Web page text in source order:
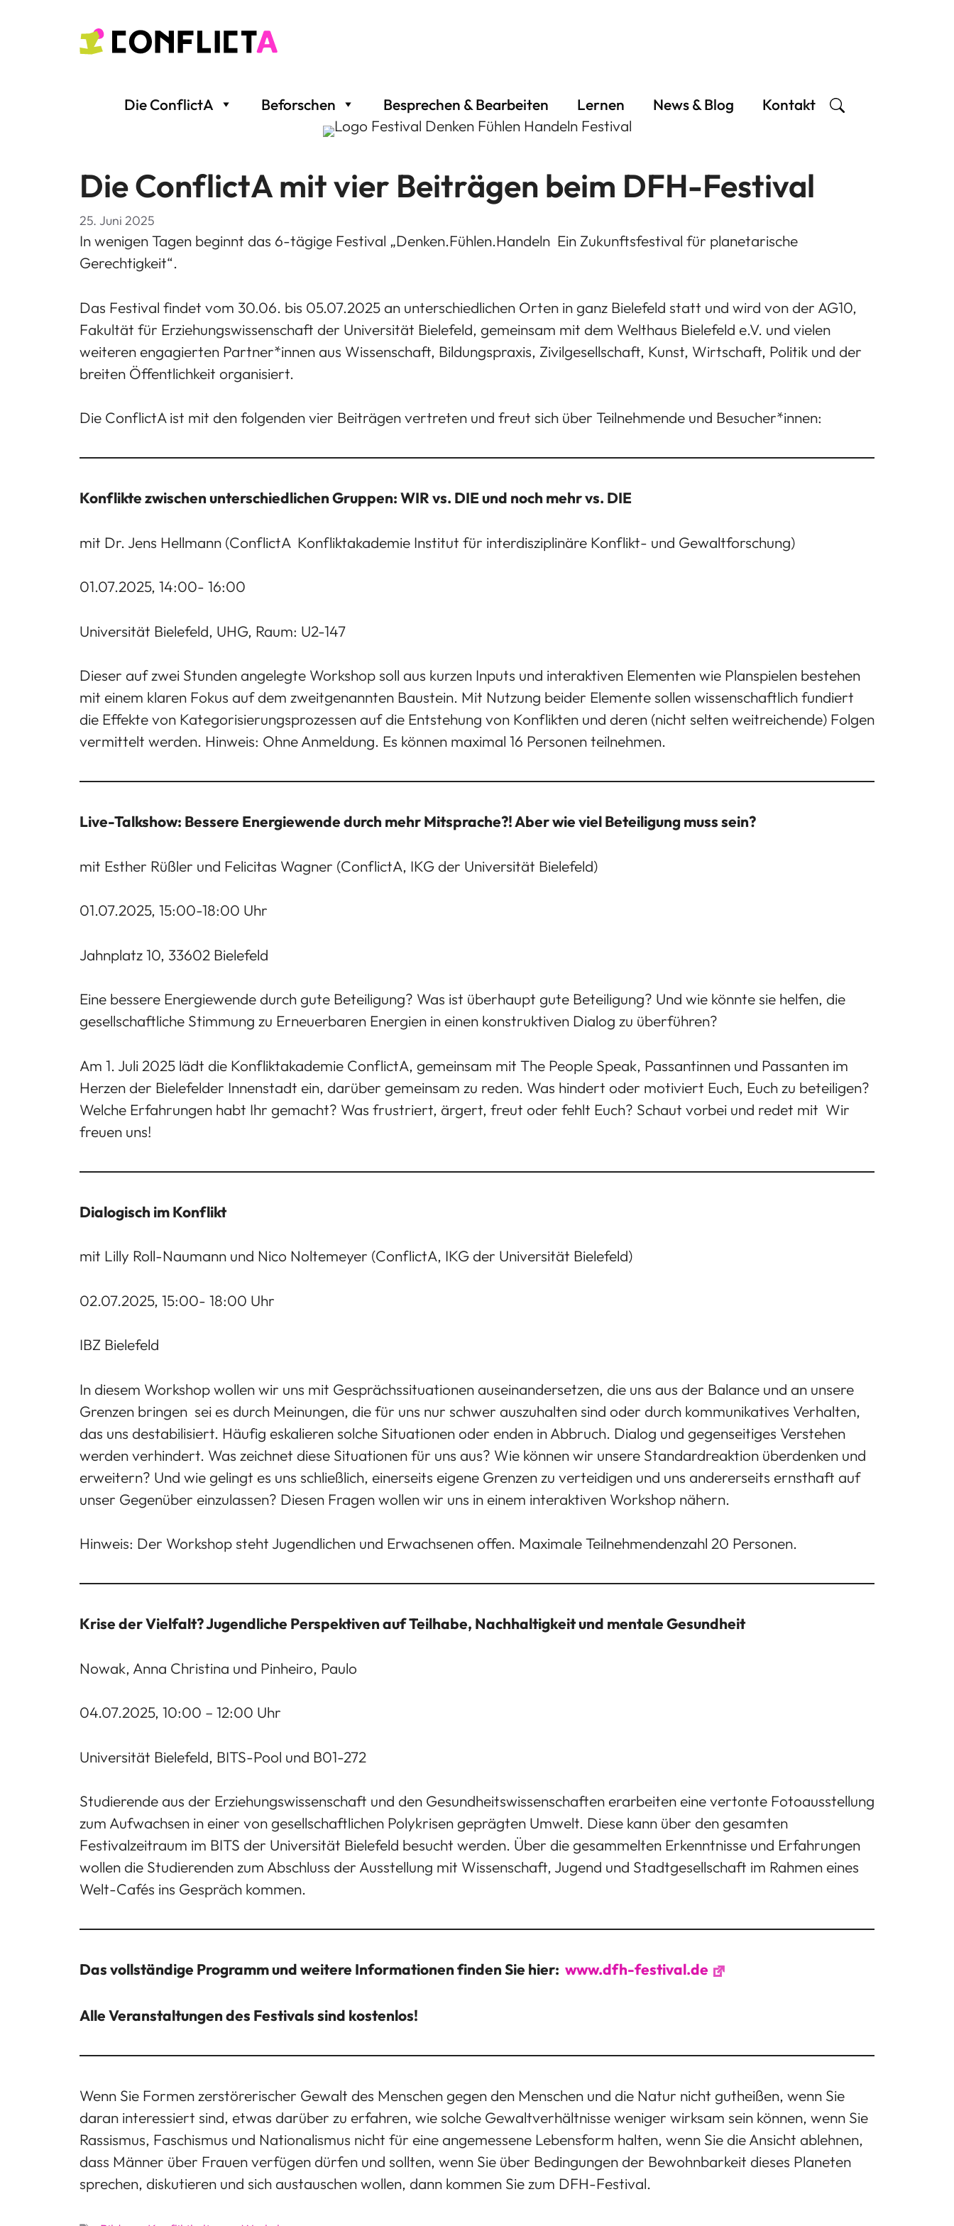
Die ConflictA Beforschen Besprechen & Bearbeiten Lernen News & Blog Kontakt
Die ConflictA mit vier Beiträgen beim DFH-Festival
25. Juni 2025
In wenigen Tagen beginnt das 6-tägige Festival „Denken.Fühlen.Handeln  Ein Zukunftsfestival für planetarische
Gerechtigkeit“.
Das Festival findet vom 30.06. bis 05.07.2025 an unterschiedlichen Orten in ganz Bielefeld statt und wird von der AG10,
Fakultät für Erziehungswissenschaft der Universität Bielefeld, gemeinsam mit dem Welthaus Bielefeld e.V. und vielen
weiteren engagierten Partner*innen aus Wissenschaft, Bildungspraxis, Zivilgesellschaft, Kunst, Wirtschaft, Politik und der
breiten Öffentlichkeit organisiert.
Die ConflictA ist mit den folgenden vier Beiträgen vertreten und freut sich über Teilnehmende und Besucher*innen:
Konflikte zwischen unterschiedlichen Gruppen: WIR vs. DIE und noch mehr vs. DIE
mit Dr. Jens Hellmann (ConflictA  Konfliktakademie Institut für interdisziplinäre Konflikt- und Gewaltforschung)
01.07.2025, 14:00- 16:00
Universität Bielefeld, UHG, Raum: U2-147
Dieser auf zwei Stunden angelegte Workshop soll aus kurzen Inputs und interaktiven Elementen wie Planspielen bestehen 
mit einem klaren Fokus auf dem zweitgenannten Baustein. Mit Nutzung beider Elemente sollen wissenschaftlich fundiert
die Effekte von Kategorisierungsprozessen auf die Entstehung von Konflikten und deren (nicht selten weitreichende) Folgen
vermittelt werden. Hinweis: Ohne Anmeldung. Es können maximal 16 Personen teilnehmen.
Live-Talkshow: Bessere Energiewende durch mehr Mitsprache?! Aber wie viel Beteiligung muss sein?
mit Esther Rüßler und Felicitas Wagner (ConflictA, IKG der Universität Bielefeld)
01.07.2025, 15:00-18:00 Uhr
Jahnplatz 10, 33602 Bielefeld
Eine bessere Energiewende durch gute Beteiligung? Was ist überhaupt gute Beteiligung? Und wie könnte sie helfen, die
gesellschaftliche Stimmung zu Erneuerbaren Energien in einen konstruktiven Dialog zu überführen?
Am 1. Juli 2025 lädt die Konfliktakademie ConflictA, gemeinsam mit The People Speak, Passantinnen und Passanten im
Herzen der Bielefelder Innenstadt ein, darüber gemeinsam zu reden. Was hindert oder motiviert Euch, Euch zu beteiligen?
Welche Erfahrungen habt Ihr gemacht? Was frustriert, ärgert, freut oder fehlt Euch? Schaut vorbei und redet mit  Wir
freuen uns!
Dialogisch im Konflikt
mit Lilly Roll-Naumann und Nico Noltemeyer (ConflictA, IKG der Universität Bielefeld)
02.07.2025, 15:00- 18:00 Uhr
IBZ Bielefeld
In diesem Workshop wollen wir uns mit Gesprächssituationen auseinandersetzen, die uns aus der Balance und an unsere
Grenzen bringen  sei es durch Meinungen, die für uns nur schwer auszuhalten sind oder durch kommunikatives Verhalten,
das uns destabilisiert. Häufig eskalieren solche Situationen oder enden in Abbruch. Dialog und gegenseitiges Verstehen
werden verhindert. Was zeichnet diese Situationen für uns aus? Wie können wir unsere Standardreaktion überdenken und
erweitern? Und wie gelingt es uns schließlich, einerseits eigene Grenzen zu verteidigen und uns andererseits ernsthaft auf
unser Gegenüber einzulassen? Diesen Fragen wollen wir uns in einem interaktiven Workshop nähern.
Hinweis: Der Workshop steht Jugendlichen und Erwachsenen offen. Maximale Teilnehmendenzahl 20 Personen.
Krise der Vielfalt? Jugendliche Perspektiven auf Teilhabe, Nachhaltigkeit und mentale Gesundheit
Nowak, Anna Christina und Pinheiro, Paulo
04.07.2025, 10:00 – 12:00 Uhr
Universität Bielefeld, BITS-Pool und B01-272
Studierende aus der Erziehungswissenschaft und den Gesundheitswissenschaften erarbeiten eine vertonte Fotoausstellung
zum Aufwachsen in einer von gesellschaftlichen Polykrisen geprägten Umwelt. Diese kann über den gesamten
Festivalzeitraum im BITS der Universität Bielefeld besucht werden. Über die gesammelten Erkenntnisse und Erfahrungen
wollen die Studierenden zum Abschluss der Ausstellung mit Wissenschaft, Jugend und Stadtgesellschaft im Rahmen eines
Welt-Cafés ins Gespräch kommen.
Das vollständige Programm und weitere Informationen finden Sie hier: www.dfh-festival.de
Alle Veranstaltungen des Festivals sind kostenlos!
Wenn Sie Formen zerstörerischer Gewalt des Menschen gegen den Menschen und die Natur nicht gutheißen, wenn Sie
daran interessiert sind, etwas darüber zu erfahren, wie solche Gewaltverhältnisse weniger wirksam sein können, wenn Sie
Rassismus, Faschismus und Nationalismus nicht für eine angemessene Lebensform halten, wenn Sie die Ansicht ablehnen,
dass Männer über Frauen verfügen dürfen und sollten, wenn Sie über Bedingungen der Bewohnbarkeit dieses Planeten
sprechen, diskutieren und sich austauschen wollen, dann kommen Sie zum DFH-Festival.